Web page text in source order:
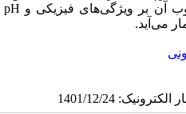
می‌آید.